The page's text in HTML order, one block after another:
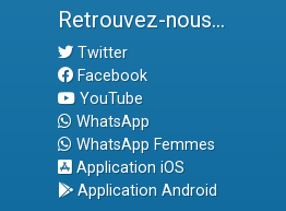
Retrouvez-nous...
Twitter
Facebook
YouTube
WhatsApp
WhatsApp Femmes
Application iOS
Application Android